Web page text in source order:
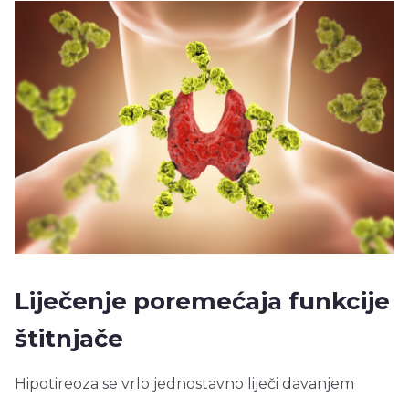
Liječenje poremećaja funkcije
štitnjače
Hipotireoza se vrlo jednostavno liječi davanjem